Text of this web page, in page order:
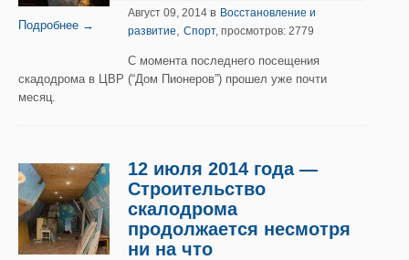
Подробнее →
Август 09, 2014 в Восстановление и
развитие, Спорт, просмотров: 2779
С момента последнего посещения
скадодрома в ЦВР (“Дом Пионеров”) прошел уже почти
месяц.
12 июля 2014 года —
Строительство
скалодрома
продолжается несмотря
ни на что